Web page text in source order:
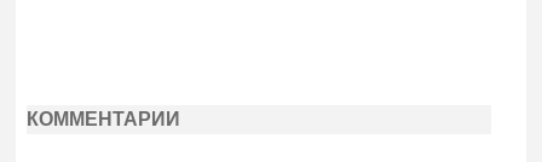
КОММЕНТАРИИ